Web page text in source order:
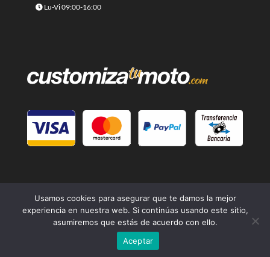
Lu-Vi 09:00-16:00
Cafe Racer Moto- Una página web del grupo
| DiseñoBranding Builders
Usamos cookies para asegurar que te damos la mejor
experiencia en nuestra web. Si continúas usando este sitio,
asumiremos que estás de acuerdo con ello.
Aceptar